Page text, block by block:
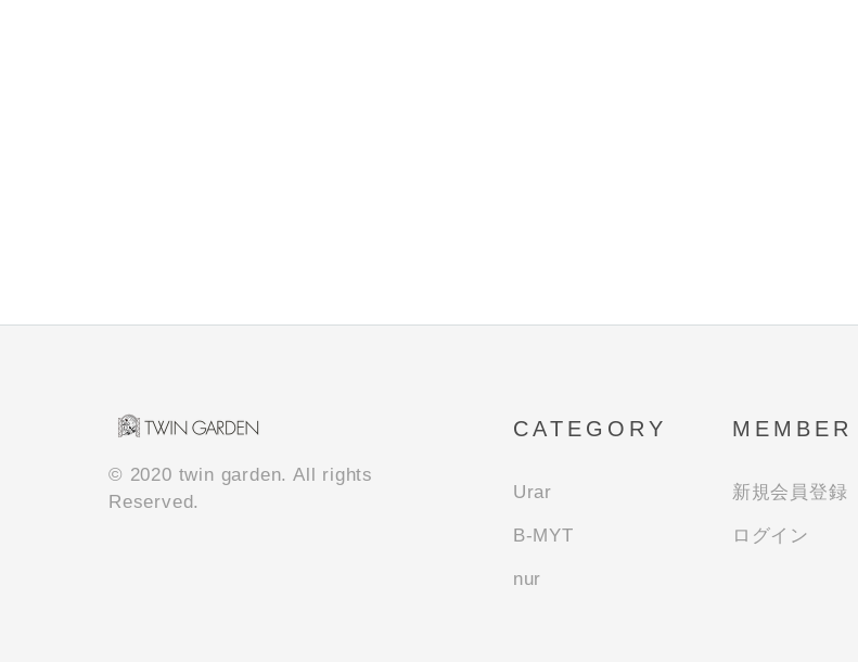
© 2020 twin garden. All rights
Reserved.
CATEGORY
Urar
B-MYT
nur
MEMBER
新規会員登録
ログイン